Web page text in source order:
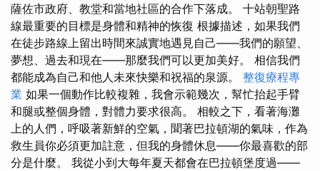
薩佐市政府、教堂和當地社區的合作下落成。 十站朝聖路
線最重要的目標是身體和精神的恢復 根據描述，如果我們
在徒步路線上留出時間來誠實地遇見自己——我們的願望、
夢想、過去和現在——那麼我們可以更加美好。 相信我們
都能成為自己和他人未來快樂和祝福的泉源。 整復療程專
業 如果一個動作比較複雜，我會示範幾次，幫忙抬起手臂
和腿或整個身體，對體力要求很高。 相較之下，看著海灘
上的人們，呼吸著新鮮的空氣，聞著巴拉頓湖的氣味，作為
救生員你必須更加註意，但我的身體休息——你最喜歡的部
分是什麼。 我從小到大每年夏天都會在巴拉頓堡度過——